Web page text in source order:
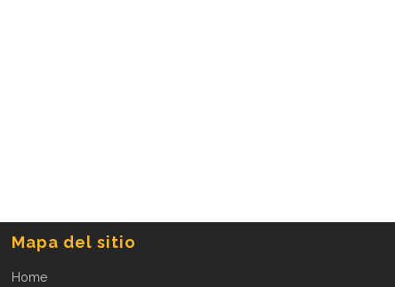
Mapa del sitio
Home